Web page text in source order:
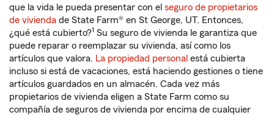
que la vida le pueda presentar con el seguro de propietarios
de vivienda de State Farm® en St George, UT. Entonces,
¿qué está cubierto?1 Su seguro de vivienda le garantiza que
puede reparar o reemplazar su vivienda, así como los
artículos que valora. La propiedad personal está cubierta
incluso si está de vacaciones, está haciendo gestiones o tiene
artículos guardados en un almacén. Cada vez más
propietarios de vivienda eligen a State Farm como su
compañía de seguros de vivienda por encima de cualquier